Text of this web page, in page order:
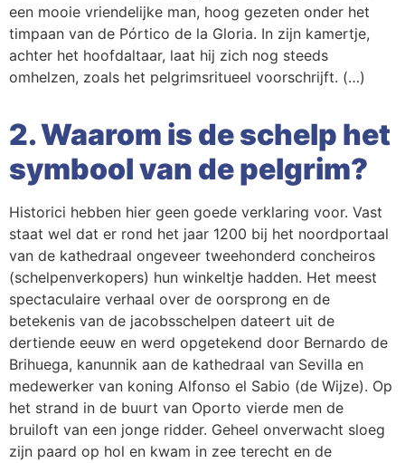
een mooie vriendelijke man, hoog gezeten onder het
timpaan van de Pórtico de la Gloria. In zijn kamertje,
achter het hoofdaltaar, laat hij zich nog steeds
omhelzen, zoals het pelgrimsritueel voorschrijft. (…)
2. Waarom is de schelp het
symbool van de pelgrim?
Historici hebben hier geen goede verklaring voor. Vast
staat wel dat er rond het jaar 1200 bij het noordportaal
van de kathedraal ongeveer tweehonderd concheiros
(schelpenverkopers) hun winkeltje hadden. Het meest
spectaculaire verhaal over de oorsprong en de
betekenis van de jacobsschelpen dateert uit de
dertiende eeuw en werd opgetekend door Bernardo de
Brihuega, kanunnik aan de kathedraal van Sevilla en
medewerker van koning Alfonso el Sabio (de Wijze). Op
het strand in de buurt van Oporto vierde men de
bruiloft van een jonge ridder. Geheel onverwacht sloeg
zijn paard op hol en kwam in zee terecht en de